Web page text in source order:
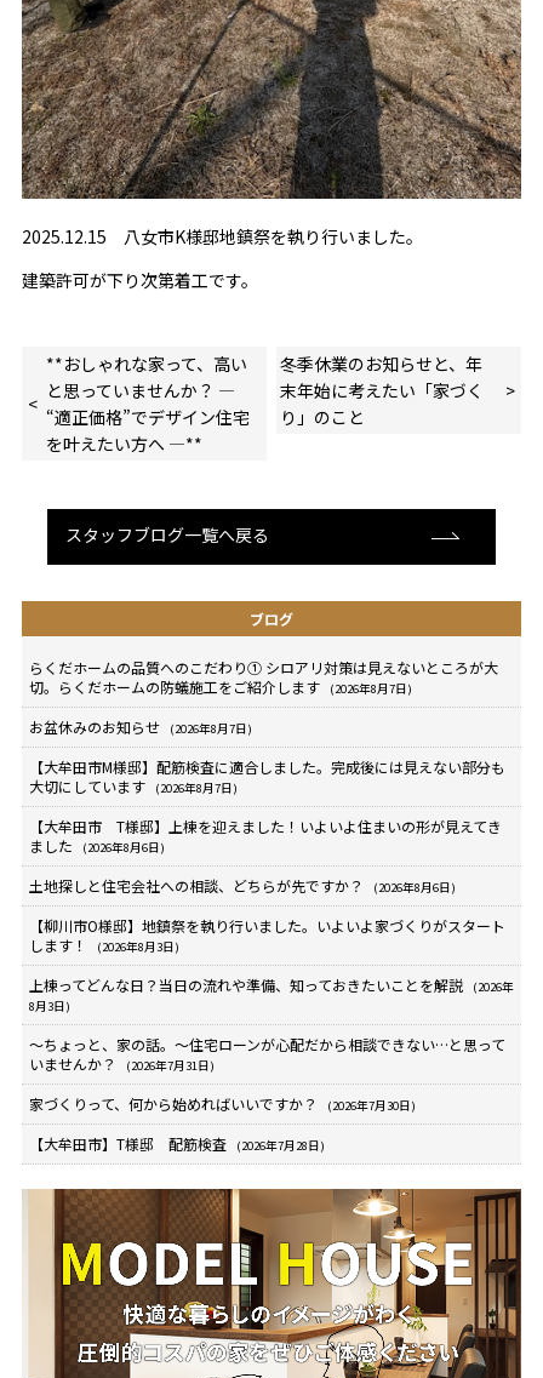
2025.12.15 八女市K様邸地鎮祭を執り行いました。
建築許可が下り次第着工です。
**おしゃれな家って、高い
と思っていませんか？ ―
“適正価格”でデザイン住宅
を叶えたい方へ ―**
冬季休業のお知らせと、年
末年始に考えたい「家づく
り」のこと
スタッフブログ一覧へ戻る
ブログ
らくだホームの品質へのこだわり① シロアリ対策は見えないところが大
切。らくだホームの防蟻施工をご紹介します
(2026年8月7日)
お盆休みのお知らせ (2026年8月7日)
【大牟田市M様邸】配筋検査に適合しました。完成後には見えない部分も
大切にしています
(2026年8月7日)
【大牟田市 T様邸】上棟を迎えました！いよいよ住まいの形が見えてき
ました
(2026年8月6日)
土地探しと住宅会社への相談、どちらが先ですか？ (2026年8月6日)
【柳川市O様邸】地鎮祭を執り行いました。いよいよ家づくりがスタート
します！
(2026年8月3日)
上棟ってどんな日？当日の流れや準備、知っておきたいことを解説
(2026年
8月3日)
～ちょっと、家の話。～住宅ローンが心配だから相談できない…と思って
いませんか？
(2026年7月31日)
家づくりって、何から始めればいいですか？ (2026年7月30日)
【大牟田市】T様邸 配筋検査 (2026年7月28日)